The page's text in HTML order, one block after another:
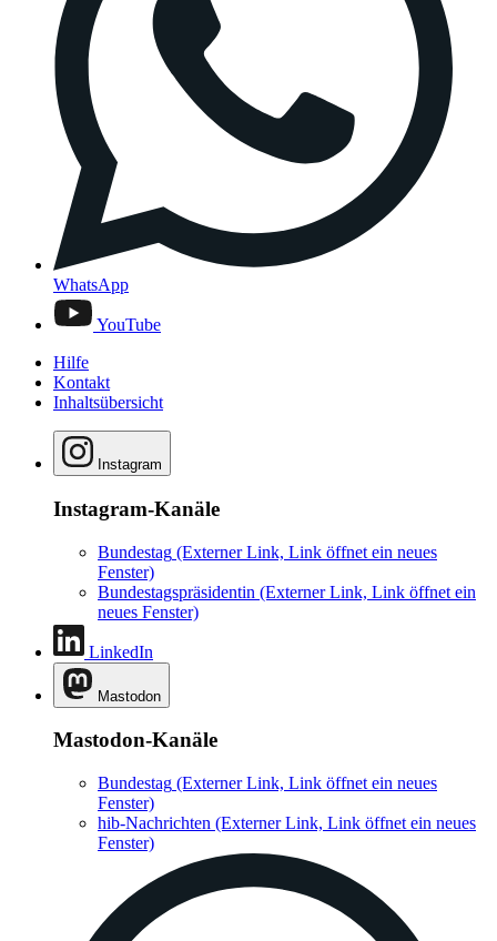
WhatsApp
YouTube
Hilfe
Kontakt
Inhaltsübersicht
Instagram
Instagram-Kanäle
Bundestag (Externer Link, Link öffnet ein neues
Fenster)
Bundestagspräsidentin (Externer Link, Link öffnet ein
neues Fenster)
LinkedIn
Mastodon
Mastodon-Kanäle
Bundestag (Externer Link, Link öffnet ein neues
Fenster)
hib-Nachrichten (Externer Link, Link öffnet ein neues
Fenster)